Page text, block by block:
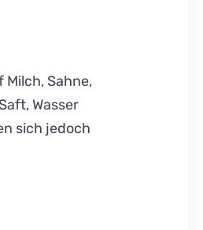
Sahne,
Wasser
sich jedoch